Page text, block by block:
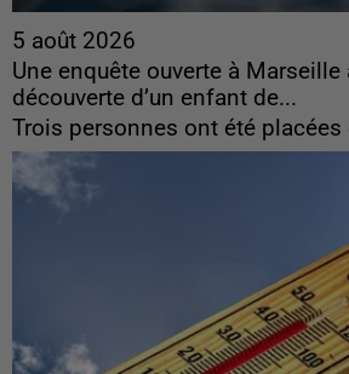
5 août 2026
Une enquête ouverte à Marseille
découverte d’un enfant de...
Trois personnes ont été placées